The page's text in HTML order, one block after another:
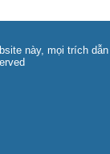
này, mọi trích dẫn